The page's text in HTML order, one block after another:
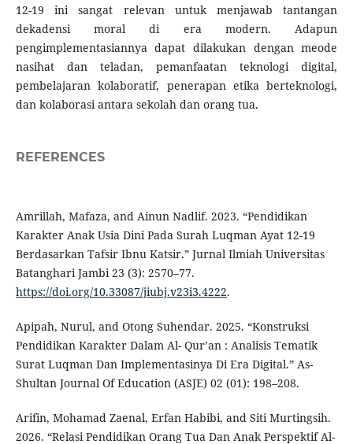
12-19 ini sangat relevan untuk menjawab tantangan
dekadensi moral di era modern. Adapun
pengimplementasiannya dapat dilakukan dengan meode
nasihat dan teladan, pemanfaatan teknologi digital,
pembelajaran kolaboratif, penerapan etika berteknologi,
dan kolaborasi antara sekolah dan orang tua.
REFERENCES
Amrillah, Mafaza, and Ainun Nadlif. 2023. “Pendidikan
Karakter Anak Usia Dini Pada Surah Luqman Ayat 12-19
Berdasarkan Tafsir Ibnu Katsir.” Jurnal Ilmiah Universitas
Batanghari Jambi 23 (3): 2570–77.
https://doi.org/10.33087/jiubj.v23i3.4222.
Apipah, Nurul, and Otong Suhendar. 2025. “Konstruksi
Pendidikan Karakter Dalam Al- Qur’an : Analisis Tematik
Surat Luqman Dan Implementasinya Di Era Digital.” As-
Shultan Journal Of Education (ASJE) 02 (01): 198–208.
Arifin, Mohamad Zaenal, Erfan Habibi, and Siti Murtingsih.
2026. “Relasi Pendidikan Orang Tua Dan Anak Perspektif Al-